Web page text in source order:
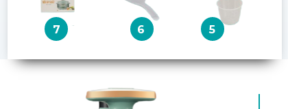
5
6
7